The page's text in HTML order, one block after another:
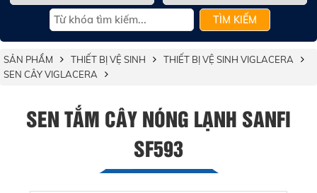
TÌM KIẾM
SẢN PHẨM THIẾT BỊ VỆ SINH
THIẾT BỊ VỆ SINH VIGLACERA
SEN CÂY VIGLACERA
SEN TẮM CÂY NÓNG LẠNH SANFI
SF593